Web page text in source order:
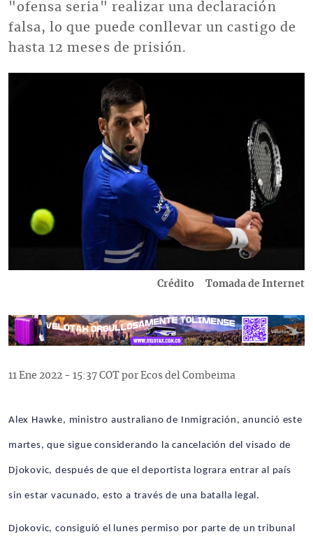
"ofensa seria" realizar una declaración
falsa, lo que puede conllevar un castigo de
hasta 12 meses de prisión.
Crédito Tomada de Internet
11 Ene 2022 - 15:37 COT por Ecos del Combeima
Alex Hawke, ministro australiano de Inmigración, anunció este
martes, que sigue considerando la cancelación del visado de
Djokovic, después de que el deportista lograra entrar al país
sin estar vacunado, esto a través de una batalla legal.
Djokovic, consiguió el lunes permiso por parte de un tribunal